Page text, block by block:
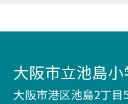
大阪市立池島
大阪市港区池島2丁目